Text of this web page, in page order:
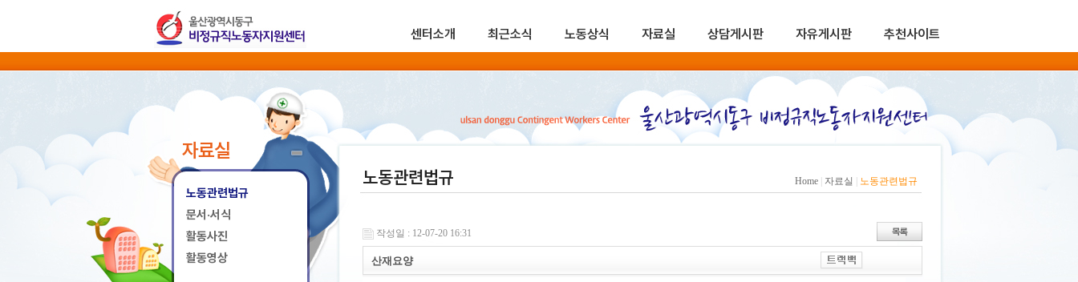
센터소개 최근소식 노동상식 자료실 상담게시판 자유게시판 추천사이트
자료실
노동관련법규
문서·서식
활동사진
활동영상
노동관련법규 Home 자료실 노동관련법규
작성일 : 12-07-20 16:31
산재요양